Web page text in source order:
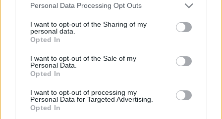
Personal Data Processing Opt Outs
I want to opt-out of the Sharing of my
personal data.
Opted In
I want to opt-out of the Sale of my
Personal Data.
Opted In
I want to opt-out of processing my
Personal Data for Targeted Advertising.
Opted In
Ακολουθήστε το Pink.gr στοGoogle Newsκαι
μάθετε πρώτοι